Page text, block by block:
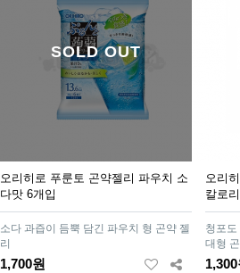
SOLD OUT
오리히로 푸룬토 곤약젤리 파우치 소
다맛 6개입
소다 과즙이 듬뿍 담긴 파우치 형 곤약 젤
리
1,700원
오리
칼로
청포도
대형
1,300